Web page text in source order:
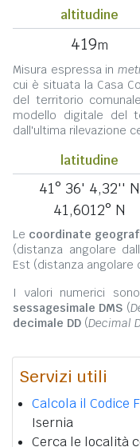
altitudine
419m
Misura espressa in
cui è situata la Casa
del territorio
modello digitale del
dall'ultima rilevazione
latitudine
41° 36' 4,32'' N
41,6012° N
Le coordinate
(distanza angolare
Est (distanza angolare
I valori numerici
sessagesimale DMS (
decimale DD (Decimal
Servizi utili
Calcola il Codice
Isernia
Cerca le località